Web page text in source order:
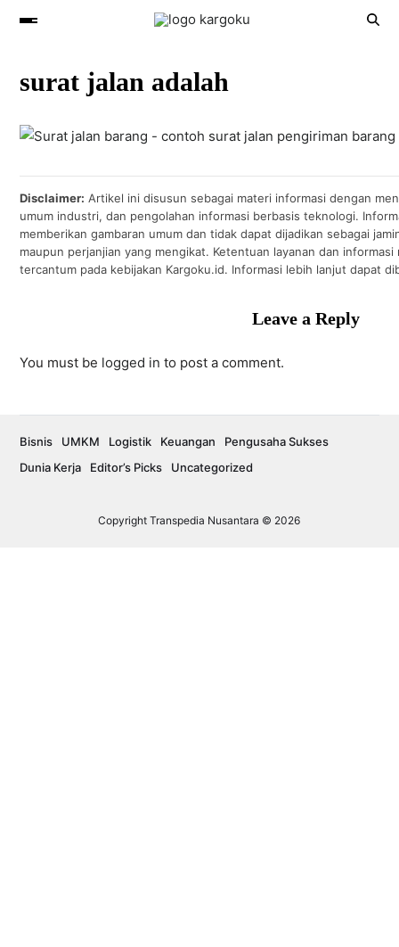
surat jalan adalah
Disclaimer: Artikel ini disusun sebagai materi informasi dengan
umum industri, dan pengolahan informasi berbasis teknologi.
memberikan gambaran umum dan tidak dapat dijadikan sebagai
maupun perjanjian yang mengikat. Ketentuan layanan dan informasi
tercantum pada kebijakan Kargoku.id. Informasi lebih lanjut dapat
Leave a Reply
You must be logged in to post a comment.
Copyright Transpedia Nusantara © 2026
Bisnis UMKM Logistik Keuangan
Pengusaha Sukses
Dunia Kerja
Editor’s Picks Uncategorized